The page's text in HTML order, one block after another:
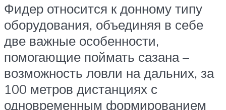
Фидер относится к донному типу
оборудования, объединяя в себе
две важные особенности,
помогающие поймать сазана –
возможность ловли на дальних, за
100 метров дистанциях с
одновременным формированием